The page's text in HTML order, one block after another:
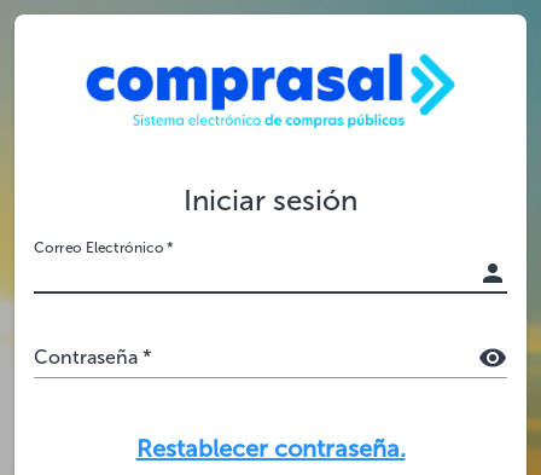
Iniciar sesión
Correo Electrónico *
Contraseña *
Restablecer contraseña.